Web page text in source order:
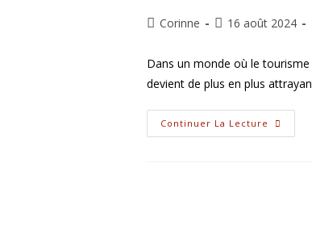
Auteur/autrice
la
Corinne
Publication
16 août 2024
Dans un monde où le
devient de plus en plus
Continuer La Lecture Voyage
Hors